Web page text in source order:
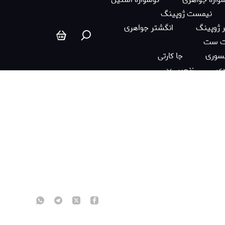
نیمست ژوپینگ
ژوپینگ
انگشتر جواهری
ست
جا کارتی
زنجیر